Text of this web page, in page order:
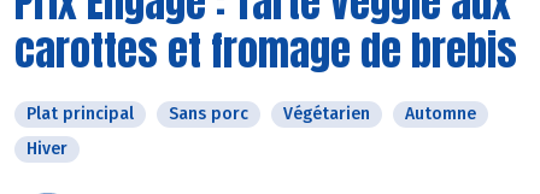
carottes et fromage de brebis
Plat principal Sans porc Végétarien
Automne
Hiver